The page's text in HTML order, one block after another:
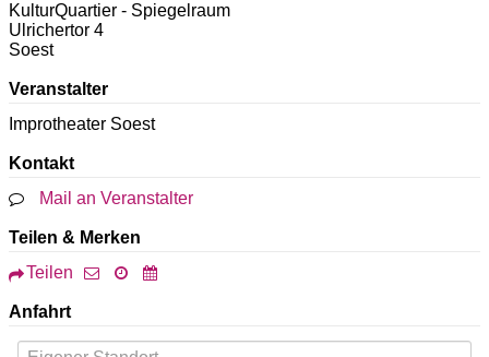
KulturQuartier - Spiegelraum
Ulrichertor 4
Soest
Veranstalter
Improtheater Soest
Kontakt
Mail an Veranstalter
Teilen & Merken
Teilen
Anfahrt